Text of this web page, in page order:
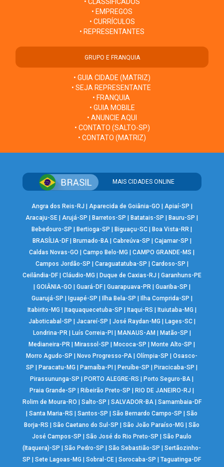
• CLASSIFICADOS
• EMPREGOS
• CURRÍCULOS
• REPRESENTANTES
GRUPO E FRANQUIA
• GUIA CIDADE (MATRIZ)
• SEJA REPRESENTANTE
• FRANQUIA
• GUIA MOBILE
• ANUNCIE AQUI
• CONTATO (SALTO-SP)
• CONTATO (MATRIZ)
MAIS CIDADES ONLINE
Angra dos Reis-RJ | Aparecida de Goiânia-GO | Apiaí-SP |
Aracaju-SE | Arujá-SP |Barretos-SP |Batatais-SP |Bauru-SP |
Bebedouro-SP |Bertioga-SP |Biguaçu-SC |Boa Vista-RR |
BRASÍLIA-DF| Brumado-BA| Cabreúva-SP | Cajamar-SP |
Caldas Novas-GO |Campo Belo-MG |CAMPO GRANDE-MS |
Campos Jordão-SP | Caraguatatuba-SP | Cardoso-SP |
Ceilândia-DF| Cláudio-MG | Duque de Caxias-RJ | Garanhuns-PE
| GOIÂNIA-GO | Guará-DF| Guarapuava-PR | Guariba-SP |
Guarujá-SP | Iguapé-SP | Ilha Bela-SP | Ilha Comprida-SP |
Itabirito-MG | Itaquaquecetuba-SP | Itaqui-RS | Ituiutaba-MG |
Jaboticabal-SP | Jacareí-SP | José Raydan-MG | Lages-SC|
Londrina-PR | Luís Correia-PI | MANAUS-AM | Matão-SP |
Medianeira-PR |Mirassol-SP |Mococa-SP |Monte Alto-SP |
Morro Agudo-SP |Novo Progresso-PA |Olímpia-SP |Osasco-
SP |Paracatu-MG |Parnaíba-PI |Peruíbe-SP |Piracicaba-SP |
Pirassununga-SP |PORTO ALEGRE-RS |Porto Seguro-BA |
Praia Grande-SP |Ribeirão Preto-SP |RIO DE JANEIRO-RJ |
Rolim de Moura-RO | Salto-SP | SALVADOR-BA| Samambaia-DF
|Santa Maria-RS |Santos-SP |São Bernardo Campo-SP |São
Borja-RS |São Caetano do Sul-SP |São João Paraíso-MG |São
José Campos-SP |São José do Rio Preto-SP |São Paulo
(Itaquera)-SP |São Pedro-SP |São Sebastião-SP |Sertãozinho-
SP |Sete Lagoas-MG |Sobral-CE |Sorocaba-SP |Taguatinga-DF